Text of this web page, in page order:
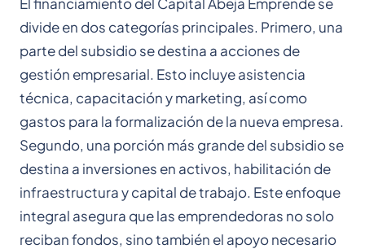
divide en dos categorías principales. Primero, una
parte del subsidio se destina a acciones de
gestión empresarial. Esto incluye asistencia
técnica, capacitación y marketing, así como
gastos para la formalización de la nueva empresa.
Segundo, una porción más grande del subsidio se
destina a inversiones en activos, habilitación de
infraestructura y capital de trabajo. Este enfoque
integral asegura que las emprendedoras no solo
reciban fondos, sino también el apoyo necesario